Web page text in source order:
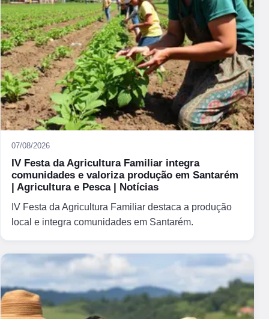
07/08/2026
IV Festa da Agricultura Familiar integra
comunidades e valoriza produção em Santarém
| Agricultura e Pesca | Notícias
IV Festa da Agricultura Familiar destaca a produção
local e integra comunidades em Santarém.